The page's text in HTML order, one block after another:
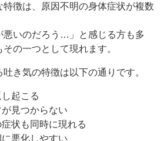
特徴は、原因不明の身体症状が複数
悪いのだろう…」と感じる方も多
の一つとして現れます。
き気の特徴は以下の通りです。
起こる
見つからない
状も同時に現れる
悪化しやすい